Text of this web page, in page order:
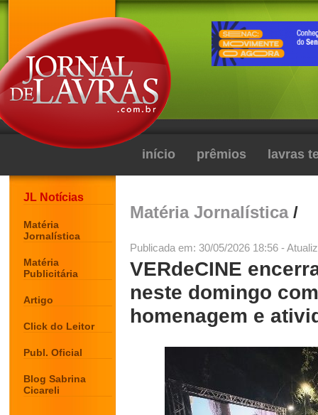
início prêmios lavras
JL Notícias
Matéria
Jornalística
Matéria
Publicitária
Artigo
Click do Leitor
Publ. Oficial
Blog Sabrina
Cicareli
Matéria Jornalística/
Publicada em: 30/05/2026 18:56 -
VERdeCINE
neste domingo
homenagem e